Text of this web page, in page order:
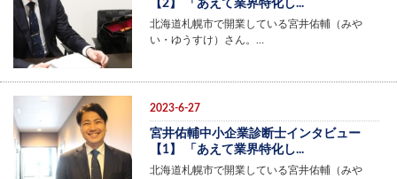
【2】 「あえて業界特化し...
北海道札幌市で開業している宮井佑輔（みや
い・ゆうすけ）さん。…
2023-6-27
宮井佑輔中小企業診断士インタビュー
【1】 「あえて業界特化し...
北海道札幌市で開業している宮井佑輔（みや